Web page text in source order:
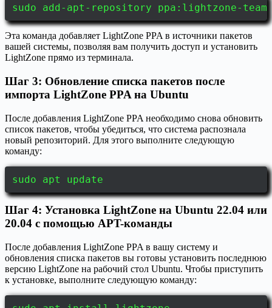
sudo add-apt-repository ppa:lightzone-
Эта команда добавляет LightZone PPA в источники пакетов
вашей системы, позволяя вам получить доступ и установить
LightZone прямо из терминала.
Шаг 3: Обновление списка пакетов после
импорта LightZone PPA на Ubuntu
После добавления LightZone PPA необходимо снова обновить
список пакетов, чтобы убедиться, что система распознала
новый репозиторий. Для этого выполните следующую
команду:
sudo apt update
Шаг 4: Установка LightZone на Ubuntu 22.04 или
20.04 с помощью APT-команды
После добавления LightZone PPA в вашу систему и
обновления списка пакетов вы готовы установить последнюю
версию LightZone на рабочий стол Ubuntu. Чтобы приступить
к установке, выполните следующую команду: